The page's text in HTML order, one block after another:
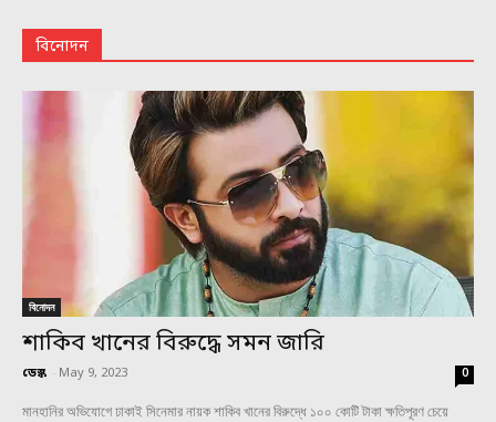
বিনোদন
বিনোদন
শাকিব খানের বিরুদ্ধে সমন জারি
ডেস্ক - May 9, 2023 0
মানহানির অভিযোগে ঢাকাই সিনেমার নায়ক শাকিব খানের বিরুদ্ধে ১০০ কোটি টাকা ক্ষতিপূরণ চেয়ে